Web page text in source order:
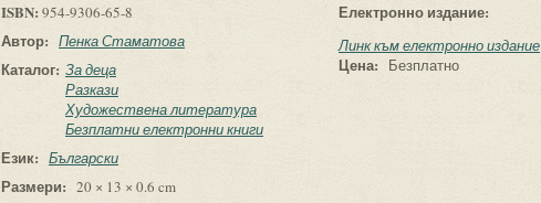
ISBN: 954-9306-65-8
Автор: Пенка Стаматова
Каталог: За деца
Разкази
Художествена литература
Безплатни електронни книги
Език: Български
Размери: 20 × 13 × 0.6 cm
Електронно издание:
Линк към електронно издание
Цена: Безплатно